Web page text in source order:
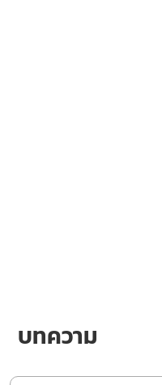
บทความ